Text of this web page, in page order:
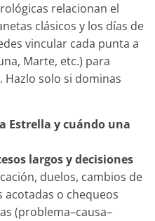
relacionan el
clásicos y los días de
vincular cada punta a
Marte, etc.) para
Hazlo solo si dominas
Estrella y cuándo una
largos y decisiones
duelos, cambios de
o chequeos
(problema–causa–